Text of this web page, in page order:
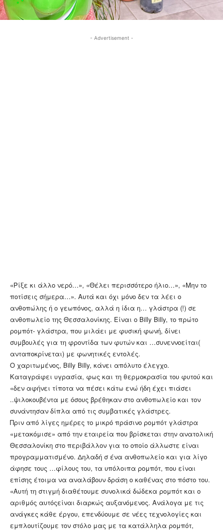
- Advertisement -
«Ρίξε κι άλλο νερό…», «Θέλει περισσότερο ήλιο…», «Μην το
ποτίσεις σήμερα…». Αυτά και όχι μόνο δεν τα λέει ο
ανθοπώλης ή ο γεωπόνος, αλλά η ίδια η… γλάστρα (!) σε
ανθοπωλείο της Θεσσαλονίκης. Είναι ο Billy Billy, το πρώτο
ρομπότ- γλάστρα, που μιλάει με φυσική φωνή, δίνει
συμβουλές για τη φροντίδα των φυτών και …συνεννοείται(
ανταποκρίνεται) με φωνητικές εντολές.
Ο χαριτωμένος, Billy Billy, κάνει απόλυτο έλεγχο.
Καταγράφει υγρασία, φως και τη θερμοκρασία του φυτού και
«δεν αφήνει τίποτα να πέσει κάτω ενώ ήδη έχει πιάσει
..ψιλοκουβέντα με όσους βρέθηκαν στο ανθοπωλείο και τον
συνάντησαν δίπλα από τις συμβατικές γλάστρες.
Πριν από λίγες ημέρες το μικρό πράσινο ρομπότ γλάστρα
«μετακόμισε» από την εταιρεία που βρίσκεται στην ανατολική
Θεσσαλονίκη στο περιβάλλον για το οποίο άλλωστε είναι
προγραμματισμένο. Δηλαδή σ ένα ανθοπωλείο και για λίγο
άφησε τους …φίλους του, τα υπόλοιπα ρομπότ, που είναι
επίσης έτοιμα να αναλάβουν δράση ο καθένας στο πόστο του.
«Αυτή τη στιγμή διαθέτουμε συνολικά δώδεκα ρομπότ και ο
αριθμός αυτόςείναι διαρκώς αυξανόμενος. Ανάλογα με τις
ανάγκες κάθε έργου, επενδύουμε σε νέες τεχνολογίες και
εμπλουτίζουμε τον στόλο μας με τα κατάλληλα ρομπότ,